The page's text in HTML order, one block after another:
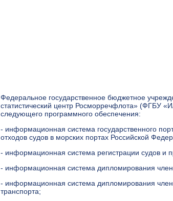
Федеральное государственное бюджетное
статистический центр Росморречфлота» (ФГБУ
следующего программного обеспечения:
- информационная система государственного
отходов судов в морских портах Российской
- информационная система регистрации судов и
- информационная система дипломирования
- информационная система дипломирования
транспорта;